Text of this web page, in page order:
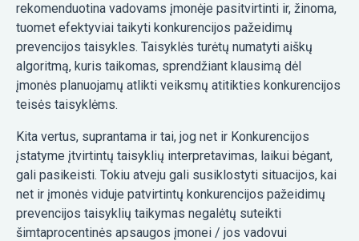
rekomenduotina vadovams įmonėje pasitvirtinti ir, žinoma,
tuomet efektyviai taikyti konkurencijos pažeidimų
prevencijos taisykles. Taisyklės turėtų numatyti aiškų
algoritmą, kuris taikomas, sprendžiant klausimą dėl
įmonės planuojamų atlikti veiksmų atitikties konkurencijos
teisės taisyklėms.
Kita vertus, suprantama ir tai, jog net ir Konkurencijos
įstatyme įtvirtintų taisyklių interpretavimas, laikui bėgant,
gali pasikeisti. Tokiu atveju gali susiklostyti situacijos, kai
net ir įmonės viduje patvirtintų konkurencijos pažeidimų
prevencijos taisyklių taikymas negalėtų suteikti
šimtaprocentinės apsaugos įmonei / jos vadovui